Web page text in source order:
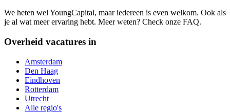
We heten wel YoungCapital, maar iedereen is even welkom. Ook als
je al wat meer ervaring hebt. Meer weten? Check onze FAQ.
Overheid vacatures in
Amsterdam
Den Haag
Eindhoven
Rotterdam
Utrecht
Alle regio's